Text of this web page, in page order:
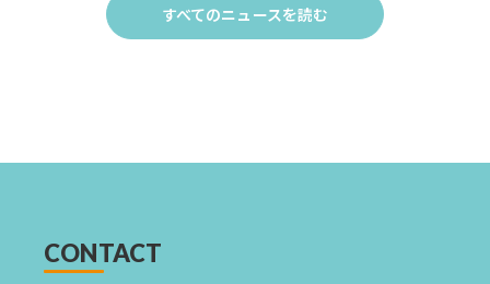
すべてのニュースを読む
Click
to
CONTACT